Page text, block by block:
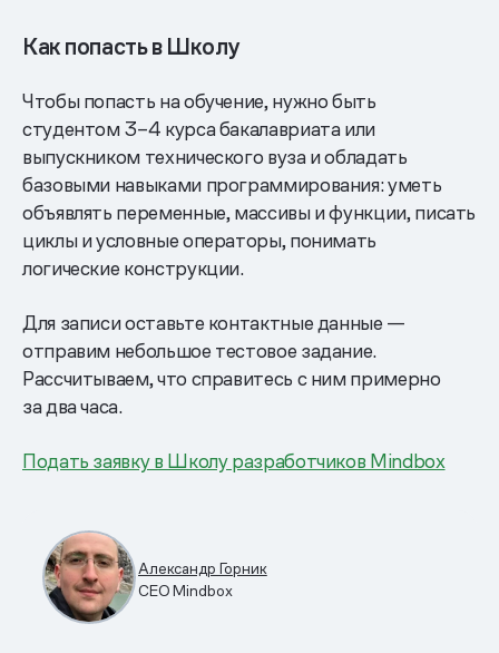
Как попасть в Школу
Чтобы попасть на обучение, нужно быть
студентом 3–4 курса бакалавриата или
выпускником технического вуза и обладать
базовыми навыками программирования: уметь
объявлять переменные, массивы и функции, писать
циклы и условные операторы, понимать
логические конструкции.
Для записи оставьте контактные данные —
отправим небольшое тестовое задание.
Рассчитываем, что справитесь с ним примерно
за два часа.
Подать заявку в Школу разработчиков Mindbox
Александр Горник
CEO Mindbox